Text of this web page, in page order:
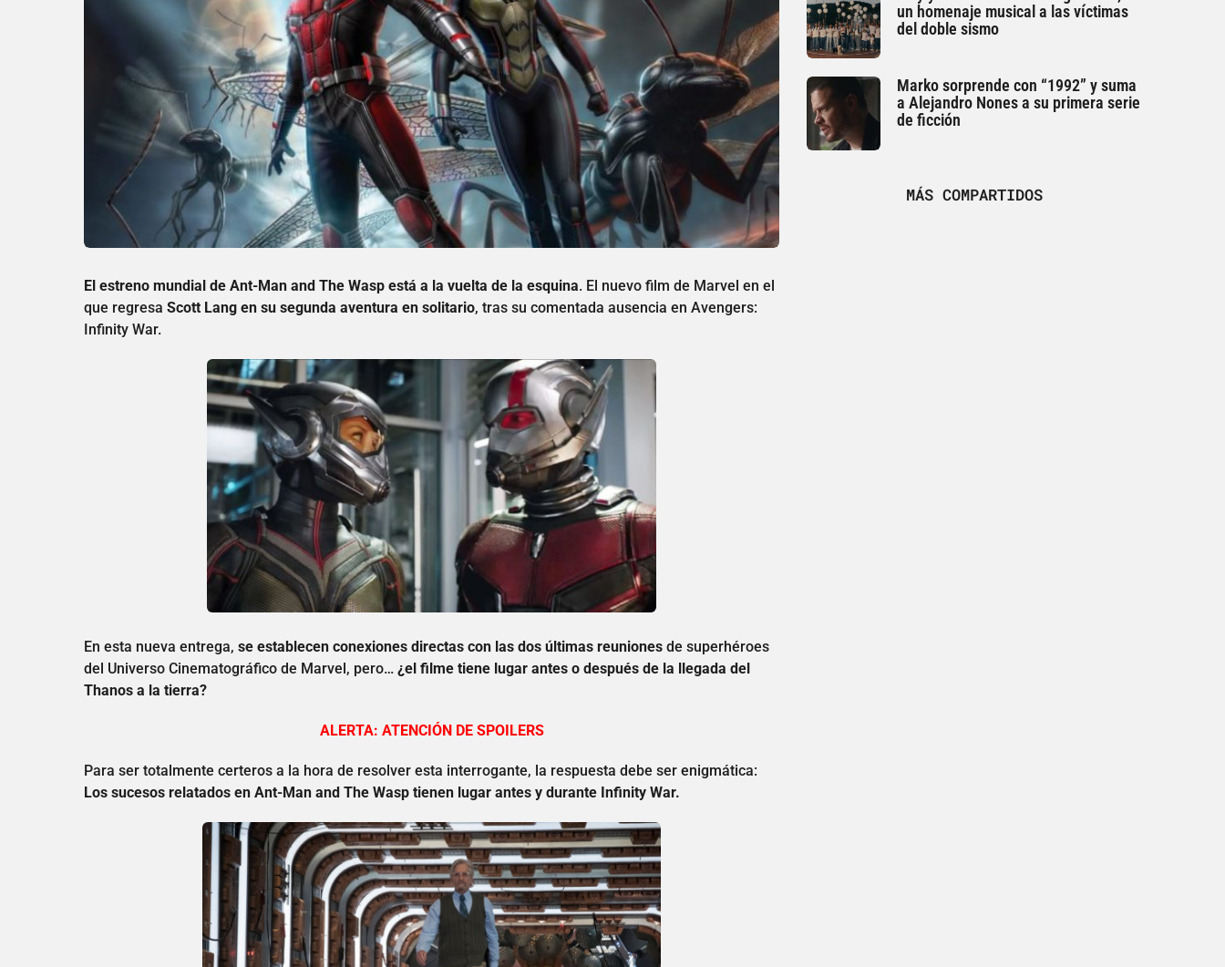
El estreno mundial de Ant-Man and The Wasp está a la vuelta de la esquina. El nuevo film de Marvel en el
que regresa Scott Lang en su segunda aventura en solitario, tras su comentada ausencia en Avengers:
Infinity War.
En esta nueva entrega, se establecen conexiones directas con las dos últimas reuniones de superhéroes
del Universo Cinematográfico de Marvel, pero… ¿el filme tiene lugar antes o después de la llegada del
Thanos a la tierra?
ALERTA: ATENCIÓN DE SPOILERS
Para ser totalmente certeros a la hora de resolver esta interrogante, la respuesta debe ser enigmática:
Los sucesos relatados en Ant-Man and The Wasp tienen lugar antes y durante Infinity War.
un homenaje musical a las víctimas
del doble sismo
Marko sorprende con “1992” y suma
a Alejandro Nones a su primera serie
de ficción
MÁS COMPARTIDOS